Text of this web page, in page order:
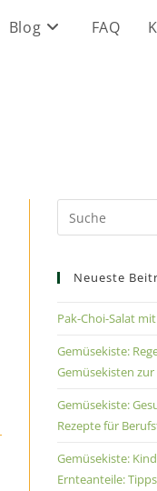
Blog FAQ
Neueste
Pak-Choi-Salat
Gemüsekiste:
Gemüsekisten
Gemüsekiste:
Rezepte für
Gemüsekiste:
Ernteanteile: